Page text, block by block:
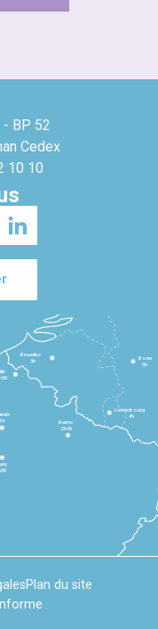
- BP 52
Cedex
10 10
1h
Reims
2h45
Bruxelles
3h
Bonn
5h
Luxembourg
4h
Plan du site